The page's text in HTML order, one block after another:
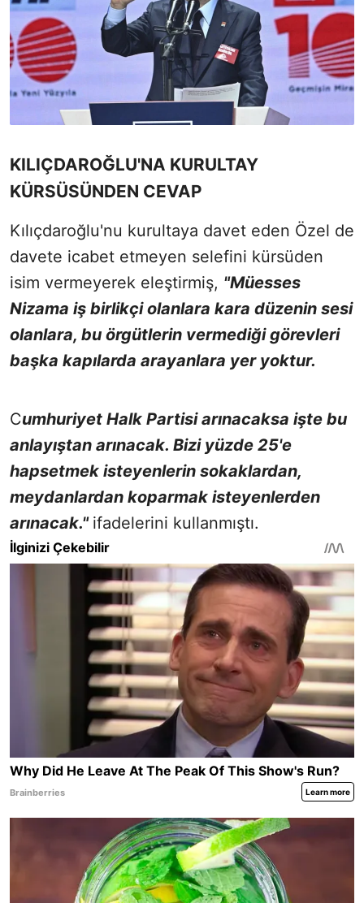
KILIÇDAROĞLU'NA KURULTAY
KÜRSÜSÜNDEN CEVAP
Kılıçdaroğlu'nu kurultaya davet eden Özel de
davete icabet etmeyen selefini kürsüden
isim vermeyerek eleştirmiş, "Müesses
Nizama iş birlikçi olanlara kara düzenin sesi
olanlara, bu örgütlerin vermediği görevleri
başka kapılarda arayanlara yer yoktur.
Cumhuriyet Halk Partisi arınacaksa işte bu
anlayıştan arınacak. Bizi yüzde 25'e
hapsetmek isteyenlerin sokaklardan,
meydanlardan koparmak isteyenlerden
arınacak." ifadelerini kullanmıştı.